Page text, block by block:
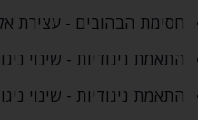
חסימת הבהובים - עצירת
התאמת ניגודיות - שינוי
התאמת ניגודיות - שינוי